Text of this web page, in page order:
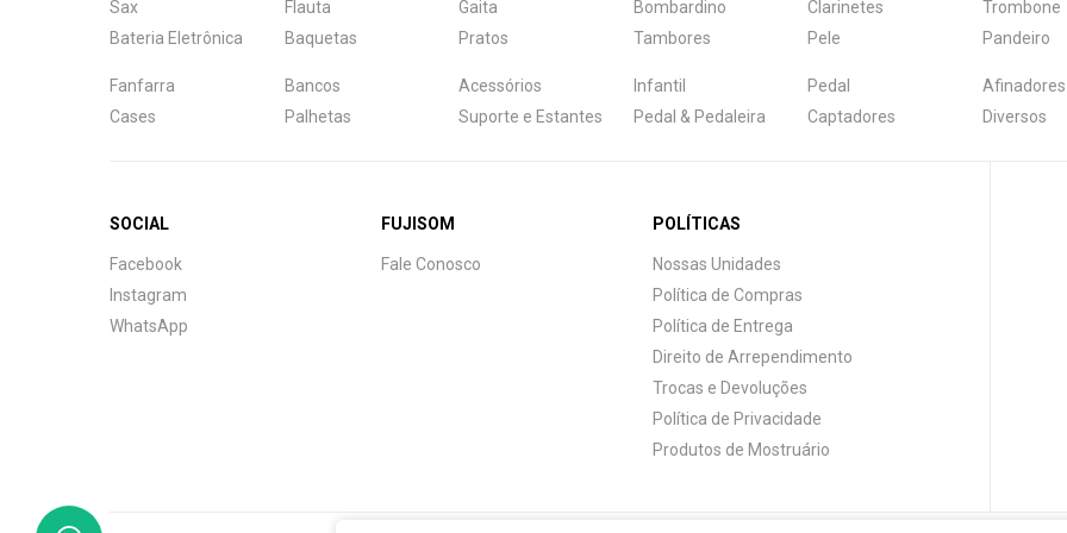
Sax Flauta Gaita Bombardino Clarinetes
Trombone
Bateria Eletrônica
Baquetas Pratos Tambores Pele Pandeiro
Fanfarra Bancos Acessórios Infantil Pedal
Afinadores
Cases
Palhetas Suporte e Estantes Pedal & Pedaleira Captadores Diversos
SOCIAL
Facebook
Instagram
WhatsApp
FUJISOM
Fale Conosco
POLÍTICAS
Nossas Unidades
Política de Compras
Política de Entrega
Direito de Arrependimento
Trocas e Devoluções
Política de Privacidade
Produtos de Mostruário
Central de Ajuda
Fale com a gente